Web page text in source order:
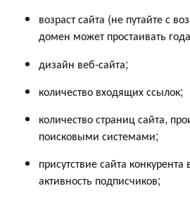
возраст сайта (не путайте с
домен может простаивать
дизайн веб-сайта;
количество входящих ссылок;
количество страниц сайта,
поисковыми системами;
присутствие сайта
активность подписчиков;